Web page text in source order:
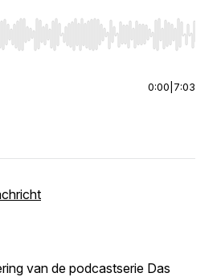
to seek, Home/End to jump to
0:00 7:03
van de podcastserie Das